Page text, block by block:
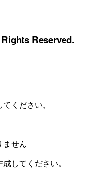
Reserved.
ください。
ません
してください。